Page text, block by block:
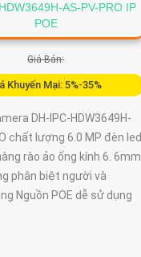
AS-PV-PRO IP
POE
Giá Bán:
Khuyến Mại: 5%-35%
DH-IPC-HDW3649H-
chất lượng 6.0 MP đèn led
rào ảo ống kính 6. 6mm
phân biệt người và
Nguồn POE dễ sử dụng